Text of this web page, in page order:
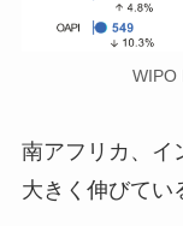
WIPO
南アフリカ、イ
大きく伸びてい